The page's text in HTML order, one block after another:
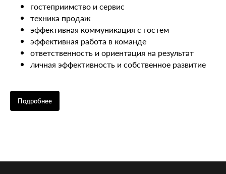
гостеприимство и сервис
техника продаж
эффективная коммуникация с гостем
эффективная работа в команде
ответственность и ориентация на результат
личная эффективность и собственное развитие
Подробнее